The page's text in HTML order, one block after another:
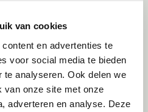
van cookies
en advertenties te
voor social media te bieden
analyseren. Ook delen we
van onze site met onze
adverteren en analyse. Deze